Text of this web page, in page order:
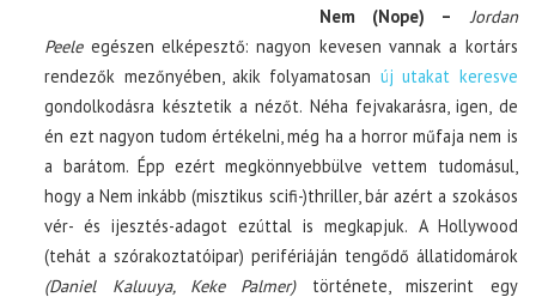
Nem (Nope) –
Jordan
Peeleegészen elképesztő: nagyon kevesen vannak a kortárs
rendezők mezőnyében, akik folyamatosan új utakat keresve
gondolkodásra késztetik a nézőt. Néha fejvakarásra, igen, de
én ezt nagyon tudom értékelni, még ha a horror műfaja nem is
a barátom. Épp ezért megkönnyebbülve vettem tudomásul,
hogy a Nem inkább (misztikus scifi-)thriller, bár azért a szokásos
vér- és ijesztés-adagot ezúttal is megkapjuk. A Hollywood
(tehát a szórakoztatóipar) perifériáján tengődő állatidomárok
(Daniel Kaluuya, Keke Palmer)története, miszerint egy